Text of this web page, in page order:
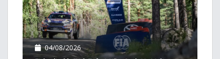
04/08/2026